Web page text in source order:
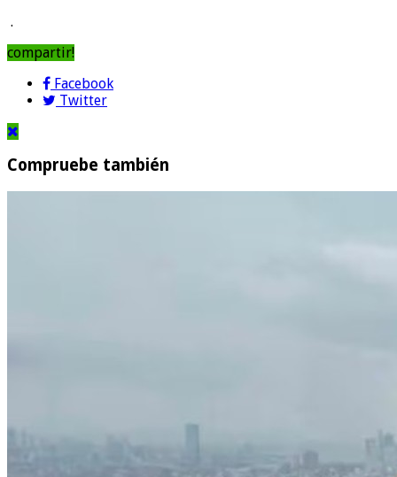
.
compartir!
Facebook
Twitter
Compruebe también